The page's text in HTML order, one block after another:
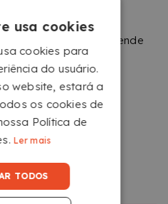
a partir de uma
corresponde a este
qual o site que pretende
USA
SEU FICHEIRO
Internet, clicando na
arraste aqui os seus
usa cookies
cookies para
do usuário.
website, estará a
os cookies de
Política de
Ler mais
TODOS